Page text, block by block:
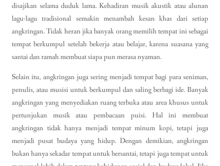
disajikan selama duduk lama. Kehadiran musik akustik atau alunan
lagu-lagu tradisional semakin menambah kesan khas dari setiap
angkringan. Tidak heran jika banyak orang memilih tempat ini sebagai
tempat berkumpul setelah bekerja atau belajar, karena suasana yang
santai dan ramah membuat siapa pun merasa nyaman.
Selain itu, angkringan juga sering menjadi tempat bagi para seniman,
penulis, atau musisi untuk berkumpul dan saling berbagi ide. Banyak
angkringan yang menyediakan ruang terbuka atau area khusus untuk
pertunjukan musik atau pembacaan puisi. Hal ini membuat
angkringan tidak hanya menjadi tempat minum kopi, tetapi juga
menjadi pusat budaya yang hidup. Dengan demikian, angkringan
bukan hanya sekadar tempat untuk bersantai, tetapi juga tempat untuk